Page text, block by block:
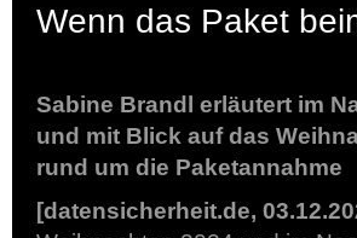
Wenn das Paket
Sabine Brandl erläutert im
und mit Blick auf das
rund um die Paketannahme
[datensicherheit.de,